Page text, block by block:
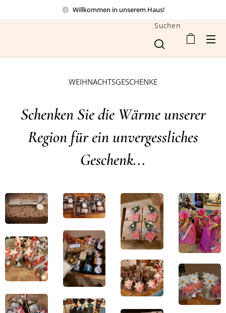
Willkommen in unserem Haus!
Suchen
WEIHNACHTSGESCHENKE
Schenken Sie die Wärme unserer
Region für ein unvergessliches
Geschenk...